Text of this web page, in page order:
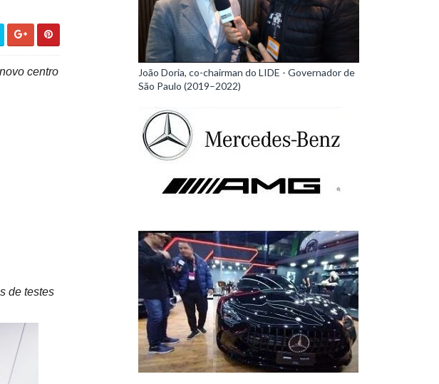
centro
de testes
João Doria, co-chairman do LIDE - Governador de
São Paulo (2019–2022)